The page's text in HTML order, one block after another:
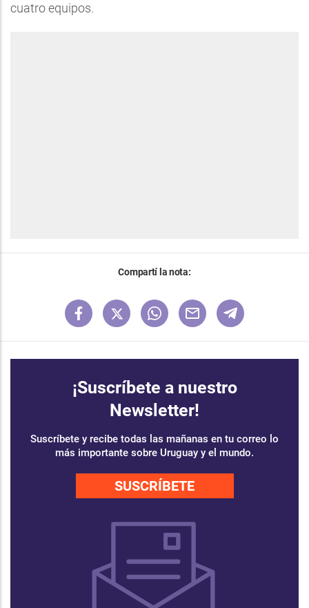
cuatro equipos.
Compartí la nota:
¡Suscríbete a nuestro
Newsletter!
Suscríbete y recibe todas las mañanas en tu correo lo
más importante sobre Uruguay y el mundo.
SUSCRÍBETE